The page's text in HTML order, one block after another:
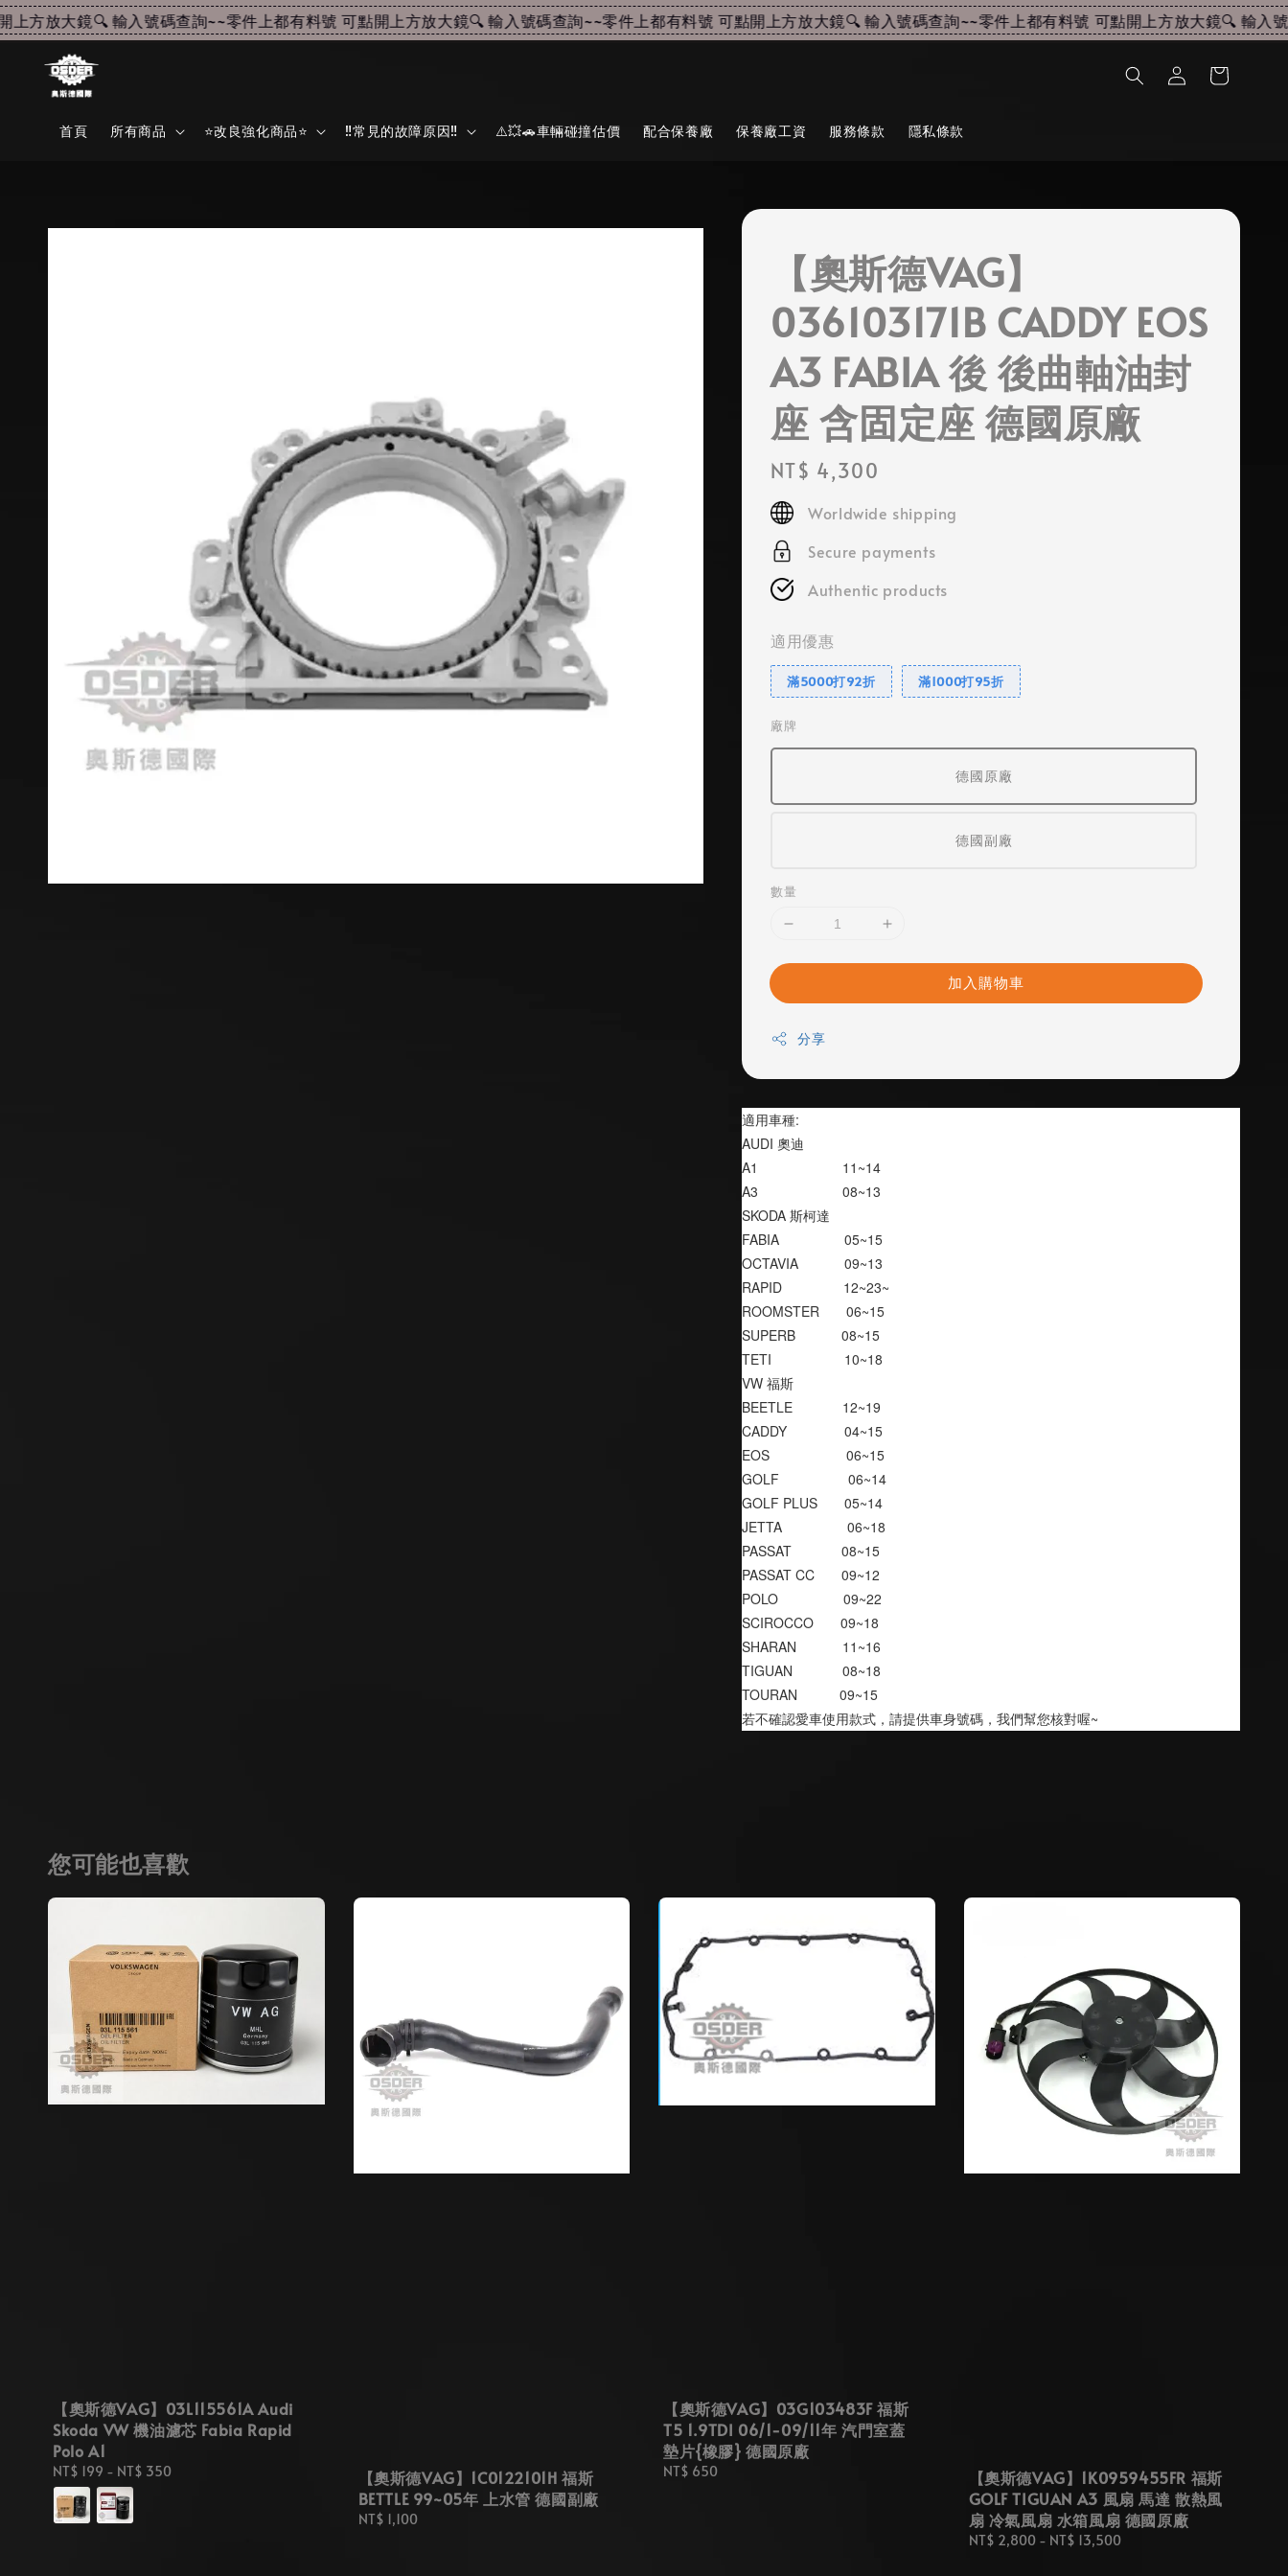
方放大鏡🔍 輸入號碼查詢~~零件上都有料號 可點開上方放大鏡🔍 輸入號碼查詢~~零件上都有料號 可點開上方放大鏡🔍 輸入號碼查詢~~零件上都有料號 可點開上方放大鏡🔍 輸入號
首頁 所有商品 ⭐改良強化商品⭐ ‼️常見的故障原因‼️ ⚠️💥🚗車輛碰撞估價 配合保養廠 保養廠工資 服務條款 隱私條款
【奧斯德VAG】
036103171B CADDY EOS
A3 FABIA 後 後曲軸油封
座 含固定座 德國原廠
Regular
price
NT$ 4,300
Worldwide shipping
Secure payments
Authentic products
適用優惠
滿5000打92折 滿1000打95折
廠牌
德國原廠
德國副廠
數量
加入購物車
分享
適用車種:
AUDI 奧迪
A1                      11~14
A3                      08~13
SKODA 斯柯達
FABIA                 05~15
OCTAVIA            09~13
RAPID                12~23~
ROOMSTER       06~15
SUPERB            08~15
TETI                   10~18
VW 福斯
BEETLE             12~19
CADDY               04~15
EOS                    06~15
GOLF                  06~14
GOLF PLUS       05~14
JETTA                 06~18
PASSAT             08~15
PASSAT CC       09~12
POLO                 09~22
SCIROCCO       09~18
SHARAN            11~16
TIGUAN             08~18
TOURAN           09~15
若不確認愛車使用款式，請提供車身號碼，我們幫您核對喔~
您可能也喜歡
【奧斯德VAG】03L115561A Audi
Skoda VW 機油濾芯 Fabia Rapid
Polo A1
Regular
price
NT$ 199 - NT$ 350
【奧斯德VAG】1C0122101H 福斯
BETTLE 99~05年 上水管 德國副廠
Regular
NT$ 1,100
【奧斯德VAG】03G103483F 福斯
T5 1.9TDI 06/1-09/11年 汽門室蓋
墊片{橡膠} 德國原廠
Regular
NT$ 650
【奧斯德VAG】1K0959455FR 福斯
GOLF TIGUAN A3 風扇 馬達 散熱風
扇 冷氣風扇 水箱風扇 德國原廠
Regular
NT$ 2,800- NT$ 13,500